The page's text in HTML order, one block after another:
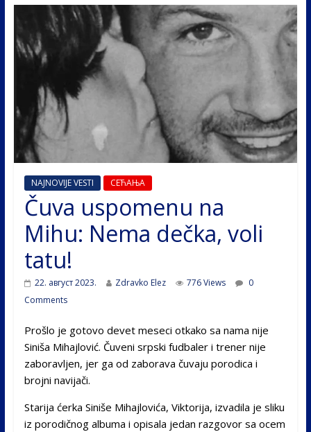
NAJNOVIJE VESTI СЕЋАЊА
Čuva uspomenu na
Mihu: Nema dečka, voli
tatu!
22. август 2023. Zdravko Elez 776 Views
0
Comments
Prošlo je gotovo devet meseci otkako sa nama nije
Siniša Mihajlović. Čuveni srpski fudbaler i trener nije
zaboravljen, jer ga od zaborava čuvaju porodica i
brojni navijači.
Starija ćerka Siniše Mihajlovića, Viktorija, izvadila je sliku
iz porodičnog albuma i opisala jedan razgovor sa ocem